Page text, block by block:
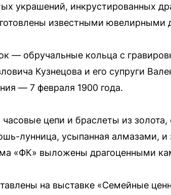
украшений, инкрустированных
известными
— обручальные кольца с
Кузнецова и его супруги
— 7 февраля 1900 года.
цепи и браслеты из
лунница, усыпанная алмазами, и
«ФК» выложены драгоценными
на выставке «Семейные